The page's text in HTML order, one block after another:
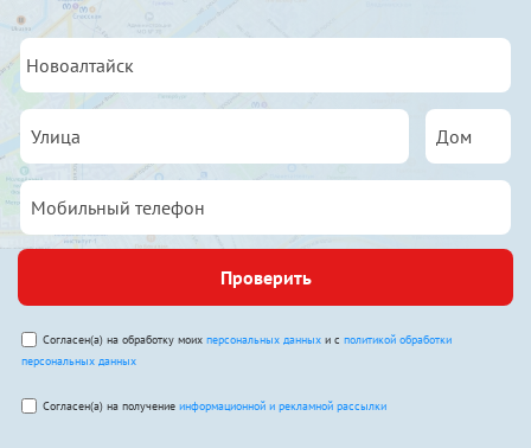
Проверить
Согласен(а) на обработку моих персональных данных и с политикой обработки
персональных данных
Согласен(а) на получение информационной и рекламной рассылки